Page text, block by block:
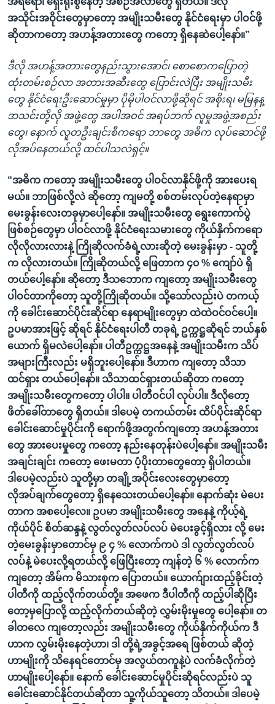
အသိုင်းအဝိုင်းတွေမှာတော့ အမျိုးသမီးတွေ နိုင်ငံရေးမှာ ပါဝင်ဖို့
ဆိုတာကတော့ အဟန့်အတားတွေ ကတော့ ရှိနေဆဲပေါ့နော်။”
ဒီလို အဟန့်အတားတွေနည်းသွားအောင်၊ စောစောကပြောတဲ့
ထုံးတမ်းစဉ်လာ အတားအဆီးတွေ ပြောင်းလဲပြီး အမျိုးသမီး
တွေ နိုင်ငံရေးဦးဆောင်မှုမှာ ပိုမိုပါဝင်လာဖို့ဆိုရင် အစိုးရ၊ မမြနန္
ဒာသင်းတို့လို အဖွဲ့တွေ အပါအဝင် အရပ်ဘက် လူမှုအဖွဲ့အစည်း
တွေ၊ နောက် လူတဦးချင်းစီကရော ဘာတွေ အဓိက လုပ်ဆောင်ဖို့
လိုအပ်နေတယ်လို့ ထင်ပါသလဲရှင့်။
“အဓိက ကတော့ အမျိုးသမီးတွေ ပါဝင်လာနိုင်ဖို့ကို အားပေးရ
မယ်။ ဘာဖြစ်လို့လဲ ဆိုတော့ ကျမတို့ စစ်တမ်းလုပ်တဲ့နေရာမှာ
မေးခွန်းလေးတခုမှာပေါ့နော်။ အမျိုးသမီးတွေ ရွေးကောက်ပွဲ
ဖြစ်စဉ်တွေမှာ ပါဝင်လာဖို့ နိုင်ငံရေးသမားတွေ ကိုယ်နှိက်ကရော
လိုလိုလားလားနဲ့ ကြိုဆိုလက်ခံရဲ့လားဆိုတဲ့ မေးခွန်းမှာ - သူတို့
က လိုလားတယ်။ ကြိုဆိုတယ်လို့ ဖြေတာက ၄၀ % ကျော်ပဲ ရှိ
တယ်ပေါ့နော်။ ဆိုတော့ ဒီသဘောက ကျတော့ အမျိုးသမီးတွေ
ပါဝင်တာကိုတော့ သူတို့ကြိုဆိုတယ်။ သို့သော်လည်းပဲ တကယ့်
ကို ခေါင်းဆောင်ပိုင်းဆိုင်ရာ နေရာမျိုးတွေမှာ ထဲထဲဝင်ဝင်ပေါ့။
ဥပမာအားဖြင့် ဆိုရင် နိုင်ငံရေးပါတီ တခုရဲ့ ဥက္ကဋ္ဌဆိုရင် ဘယ်နှစ်
ယောက် ရှိမလဲပေါ့နော်။ ပါတီဥက္ကဋ္ဌအနေနဲ့ အမျိုးသမီးက သိပ်
အများကြီးလည်း မရှိဘူးပေါ့နော်။ ဒီဟာက ကျတော့ သိသာ
ထင်ရှား တယ်ပေါ့နော်။ သိသာထင်ရှားတယ်ဆိုတာ ကတော့
အမျိုးသမီးတွေကတော့ ပါပါ။ ပါတီဝင်ပါ လုပ်ပါ။ ဒီလိုတော့
ဖိတ်ခေါ်တာတွေ ရှိတယ်။ ဒါပေမဲ့ တကယ်တမ်း ထိပ်ပိုင်းဆိုင်ရာ
ခေါင်းဆောင်မှုပိုင်းကို ရောက်ဖို့အတွက်ကျတော့ အဟန့်အတား
တွေ အားပေးမှုတွေ ကတော့ နည်းနေတုန်းပဲပေါ့နော်။ အမျိုးသမီး
အချင်းချင်း ကတော့ ဖေးမတာ ပံ့ပိုးတာတွေတော့ ရှိပါတယ်။
ဒါပေမဲ့လည်းပဲ သူတို့မှာ တချို့အပိုင်းလေးတွေမှာတော့
လိုအပ်ချက်တွေတော့ ရှိနေသေးတယ်ပေါ့နော်။ နောက်ဆုံး မဲပေး
တာက အစပေါ့လေ။ ဥပမာ အမျိုးသမီးတွေ အနေနဲ့ ကိုယ့်ရဲ့
ကိုယ်ပိုင် စိတ်ဆန္ဒနဲ့ လွတ်လွတ်လပ်လပ် မဲပေးခွင့်ရှိလား လို့ မေး
တဲ့မေးခွန်းမှာတောင်မှ ၉ ၄ % လောက်ကပဲ ဒါ လွတ်လွတ်လပ်
လပ်နဲ့ မဲပေးလို့ရတယ်လို့ ဖြေပြီးတော့ ကျန်တဲ့ ၆ % လောက်က
ကျတော့ အိမ်က မိသားစုက ပြောတယ်။ ယောက်ျားထည့်ခိုင်းတဲ့
ပါတီကို ထည့်လိုက်တယ်တို့။ အဖေက ဒီပါတီကို ထည့်ပါဆိုပြီး
တော့မှပြောလို့ ထည့်လိုက်တယ်ဆိုတဲ့ လွှမ်းမိုးမှုတွေ ပေါ့နော်။ တ
ခါတလေ ကျတော့လည်း အမျိုးသမီးတွေ ကိုယ်နှိက်ကိုယ်က ဒီ
ဟာက လွှမ်းမိုးနေတဲ့ဟာ၊ ဒါ တို့ရဲ့အခွင့်အရေ ဖြစ်တယ် ဆိုတဲ့
ဟာမျိုးကို သိနေရင်တောင်မှ အလွယ်တကူနဲ့ပဲ လက်ခံလိုက်တဲ့
ဟာမျိုးပေါ့နော်။ နောက် ခေါင်းဆောင်မှုပိုင်းဆိုရင်လည်းပဲ သူ
ခေါင်းဆောင်နိုင်တယ်ဆိုတာ သူ့ကိုယ်သူတော့ သိတယ်။ ဒါပေမဲ့